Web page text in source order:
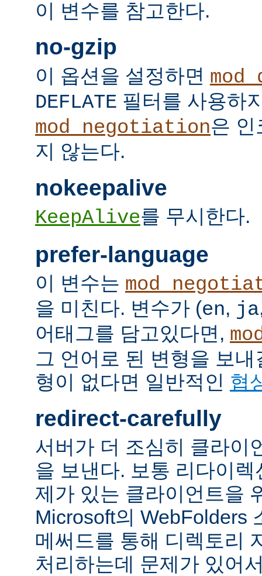
이 변수를 참고한다.
no-gzip
이 옵션을 설정하면
DEFLATE 필터를 사용하
mod_negotiation은 인
지 않는다.
nokeepalive
KeepAlive를 무시한다.
prefer-language
이 변수는
을 미친다. 변수가 (en, ja
어태그를 담고있다면,
그 언어로 된 변형을 보
형이 없다면 일반적인 협
redirect-carefully
서버가 더 조심히 클라이
을 보낸다. 보통 리다이
제가 있는 클라이언트을
Microsoft의 WebFolders
메써드를 통해 디렉토리
처리하는데 문제가 있어